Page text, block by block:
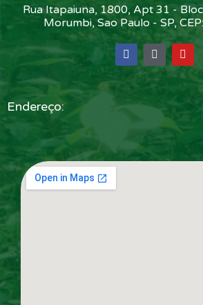
Rua Itapaiuna, 1800, Apt 31 -
Morumbi, Sao Paulo - SP,
Endereço: